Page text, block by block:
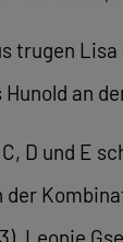
trugen
Hunold an
D und E
der
Leonie